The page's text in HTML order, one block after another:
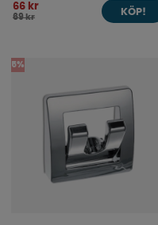
66 kr
69 kr
KÖP!
5%